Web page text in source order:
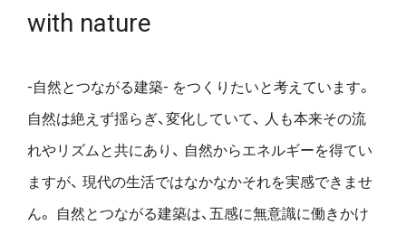
with nature
-自然とつながる建築- をつくりたいと考えています。
自然は絶えず揺らぎ、変化していて、
人も本来その流
れやリズムと共にあり、 自然からエネルギーを得てい
ますが、 現代の生活ではなかなかそれを実感できませ
ん。
自然とつながる建築は、五感に無意識に働きかけ